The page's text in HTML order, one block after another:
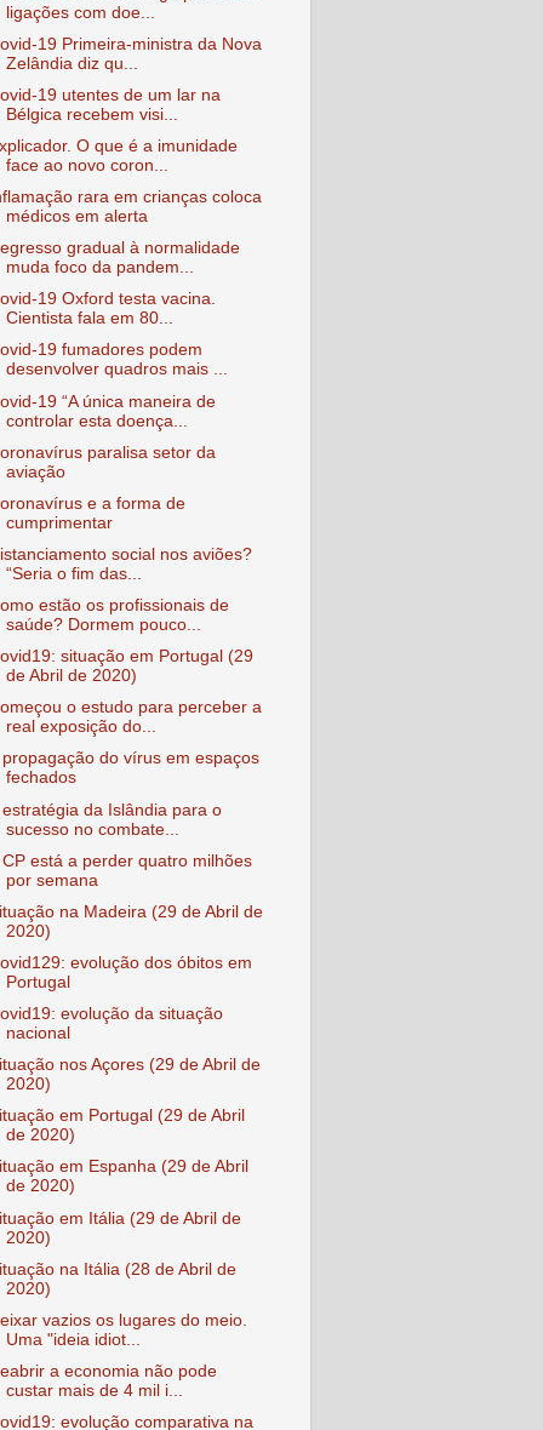
ligações com doe...
19 Primeira-ministra da Nova
Zelândia diz qu...
19 utentes de um lar na
Bélgica recebem visi...
O que é a imunidade
face ao novo coron...
rara em crianças coloca
médicos em alerta
gradual à normalidade
muda foco da pandem...
19 Oxford testa vacina.
Cientista fala em 80...
19 fumadores podem
desenvolver quadros mais ...
19 “A única maneira de
controlar esta doença...
paralisa setor da
aviação
e a forma de
cumprimentar
social nos aviões?
“Seria o fim das...
estão os profissionais de
saúde? Dormem pouco...
situação em Portugal (29
de Abril de 2020)
o estudo para perceber a
real exposição do...
propagação do vírus em espaços
fechados
estratégia da Islândia para o
sucesso no combate...
CP está a perder quatro milhões
por semana
na Madeira (29 de Abril de
2020)
evolução dos óbitos em
Portugal
evolução da situação
nacional
nos Açores (29 de Abril de
2020)
em Portugal (29 de Abril
de 2020)
em Espanha (29 de Abril
de 2020)
em Itália (29 de Abril de
2020)
na Itália (28 de Abril de
2020)
vazios os lugares do meio.
Uma "ideia idiot...
a economia não pode
custar mais de 4 mil i...
evolução comparativa na